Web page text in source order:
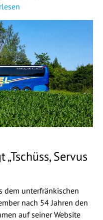
Servus
dem unterfränkischen
nach 54 Jahren den
auf seiner Website